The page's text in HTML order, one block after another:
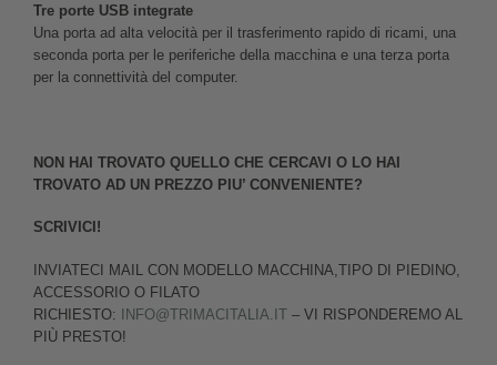
Tre porte USB integrate
Una porta ad alta velocità per il trasferimento rapido di ricami, una
seconda porta per le periferiche della macchina e una terza porta
per la connettività del computer.
NON HAI TROVATO QUELLO CHE CERCAVI O LO HAI
TROVATO AD UN PREZZO PIU’ CONVENIENTE?
SCRIVICI!
INVIATECI MAIL CON MODELLO MACCHINA,TIPO DI PIEDINO,
ACCESSORIO O FILATO
RICHIESTO:
INFO@TRIMACITALIA.IT – VI RISPONDEREMO AL
PIÙ PRESTO!